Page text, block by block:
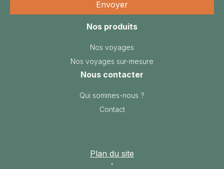
Nos produits
Nos voyages
Nos voyages sur-mesure
Nous contacter
Qui sommes-nous ?
Contact
Plan du site
·